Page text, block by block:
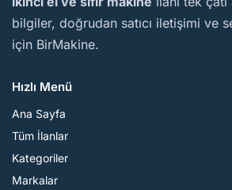
bilgiler, doğrudan satıcı iletişimi ve
için BirMakine.
Hızlı Menü
Ana Sayfa
Tüm İlanlar
Kategoriler
Markalar